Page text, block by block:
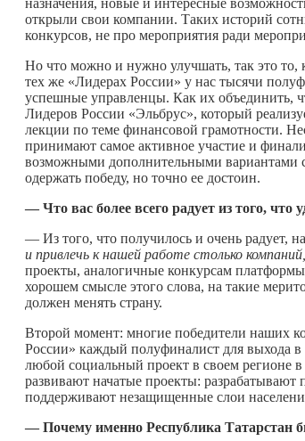
открыли свои компании. Таких историй
конкурсов, не про мероприятия ради
Но что можно и нужно улучшать, так это то,
тех же «Лидерах России» у нас тысячи
успешные управленцы. Как их объединить,
Лидеров России «Эльбрус», который
лекции по теме финансовой грамотности.
принимают самое активное участие и
возможными дополнительными вариантами
одержать победу, но точно ее достоин.
— Что вас более всего радует из того,
— Из того, что получилось и очень радует,
и привлечь к нашей работе столько
проекты, аналогичные конкурсам
хорошем смысле этого слова, на такие
должен менять страну.
Второй момент: многие победители наших
России» каждый полуфиналист для выхода
любой социальный проект в своем регионе
развивают начатые проекты:
поддерживают незащищенные слои
— Почему именно Республика Татарстан